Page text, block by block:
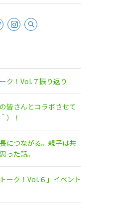
ク！Vol.７振り返り
皆さんとコラボさせて
）！
につながる。親子は共
った話。
ーク！Vol.６」イベント